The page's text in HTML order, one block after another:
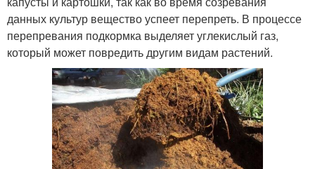
данных культур вещество успеет перепреть. В процессе
перепревания подкормка выделяет углекислый газ,
который может повредить другим видам растений.